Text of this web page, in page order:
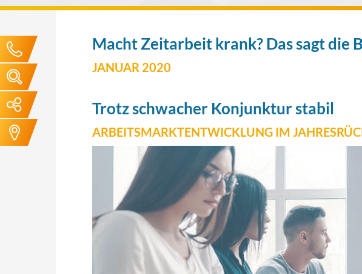
Macht Zeitarbeit krank? Das sagt die
JANUAR 2020
Trotz schwacher Konjunktur stabil
ARBEITSMARKTENTWICKLUNG IM